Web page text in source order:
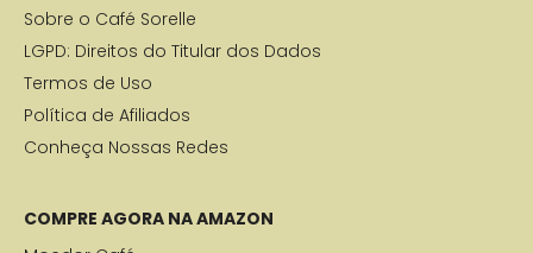
Sobre o Café Sorelle
LGPD: Direitos do Titular dos Dados
Termos de Uso
Política de Afiliados
Conheça Nossas Redes
COMPRE AGORA NA AMAZON